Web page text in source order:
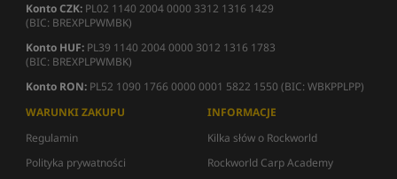
Konto CZK: PL02 1140 2004 0000 3312 1316 1429
(BIC: BREXPLPWMBK)
Konto HUF: PL39 1140 2004 0000 3012 1316 1783
(BIC: BREXPLPWMBK)
Konto RON: PL52 1090 1766 0000 0001 5822 1550 (BIC: WBKPPLPP)
WARUNKI ZAKUPU
Regulamin
Polityka prywatności
INFORMACJE
Kilka słów o Rockworld
Rockworld Carp Academy